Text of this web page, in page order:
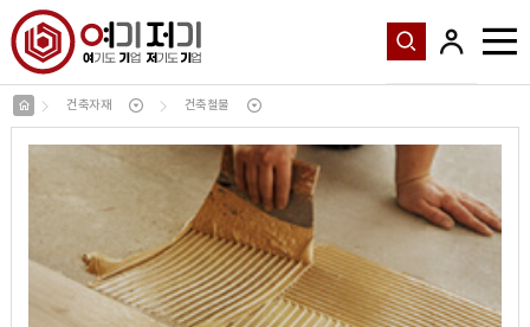
건축자재 건축철물